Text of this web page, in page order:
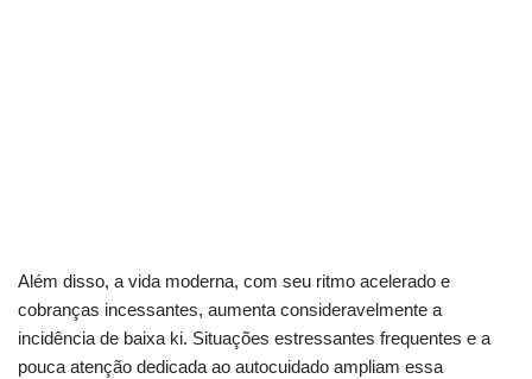
Além disso, a vida moderna, com seu ritmo acelerado e
cobranças incessantes, aumenta consideravelmente a
incidência de baixa ki. Situações estressantes frequentes e a
pouca atenção dedicada ao autocuidado ampliam essa